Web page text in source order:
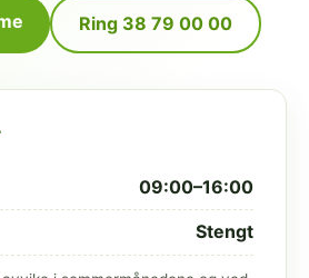
Ring 38 79 00 00
09:00–16:00
Stengt